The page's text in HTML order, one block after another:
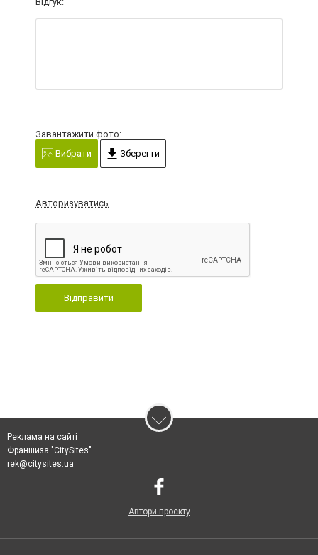
Завантажити фото:
Вибрати
Зберегти
Авторизуватись
Відправити
Реклама на сайті
Франшиза "CitySites"
rek@citysites.ua
Автори проєкту